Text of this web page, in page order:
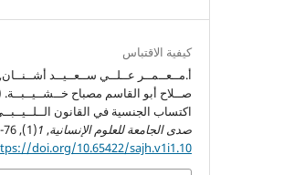
كيفية الاقتباس
أ.مــعــمــر عــلــي ســعــيــد
اكتساب الجنسية في القانون
صدى الجامعة للعلوم الإنسانية,
1
(1), 76-113.
doi.org/10.65422/sajh.v1i1.10